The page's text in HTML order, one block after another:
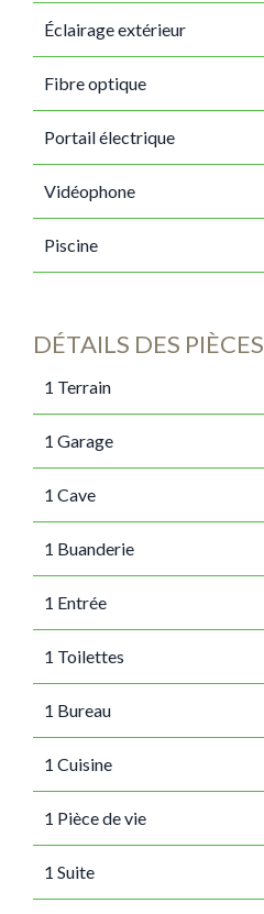
Éclairage extérieur
Fibre optique
Portail électrique
Vidéophone
Piscine
DÉTAILS DES PIÈCES
1 Terrain
1 Garage
1 Cave
1 Buanderie
1 Entrée
1 Toilettes
1 Bureau
1 Cuisine
1 Pièce de vie
1 Suite